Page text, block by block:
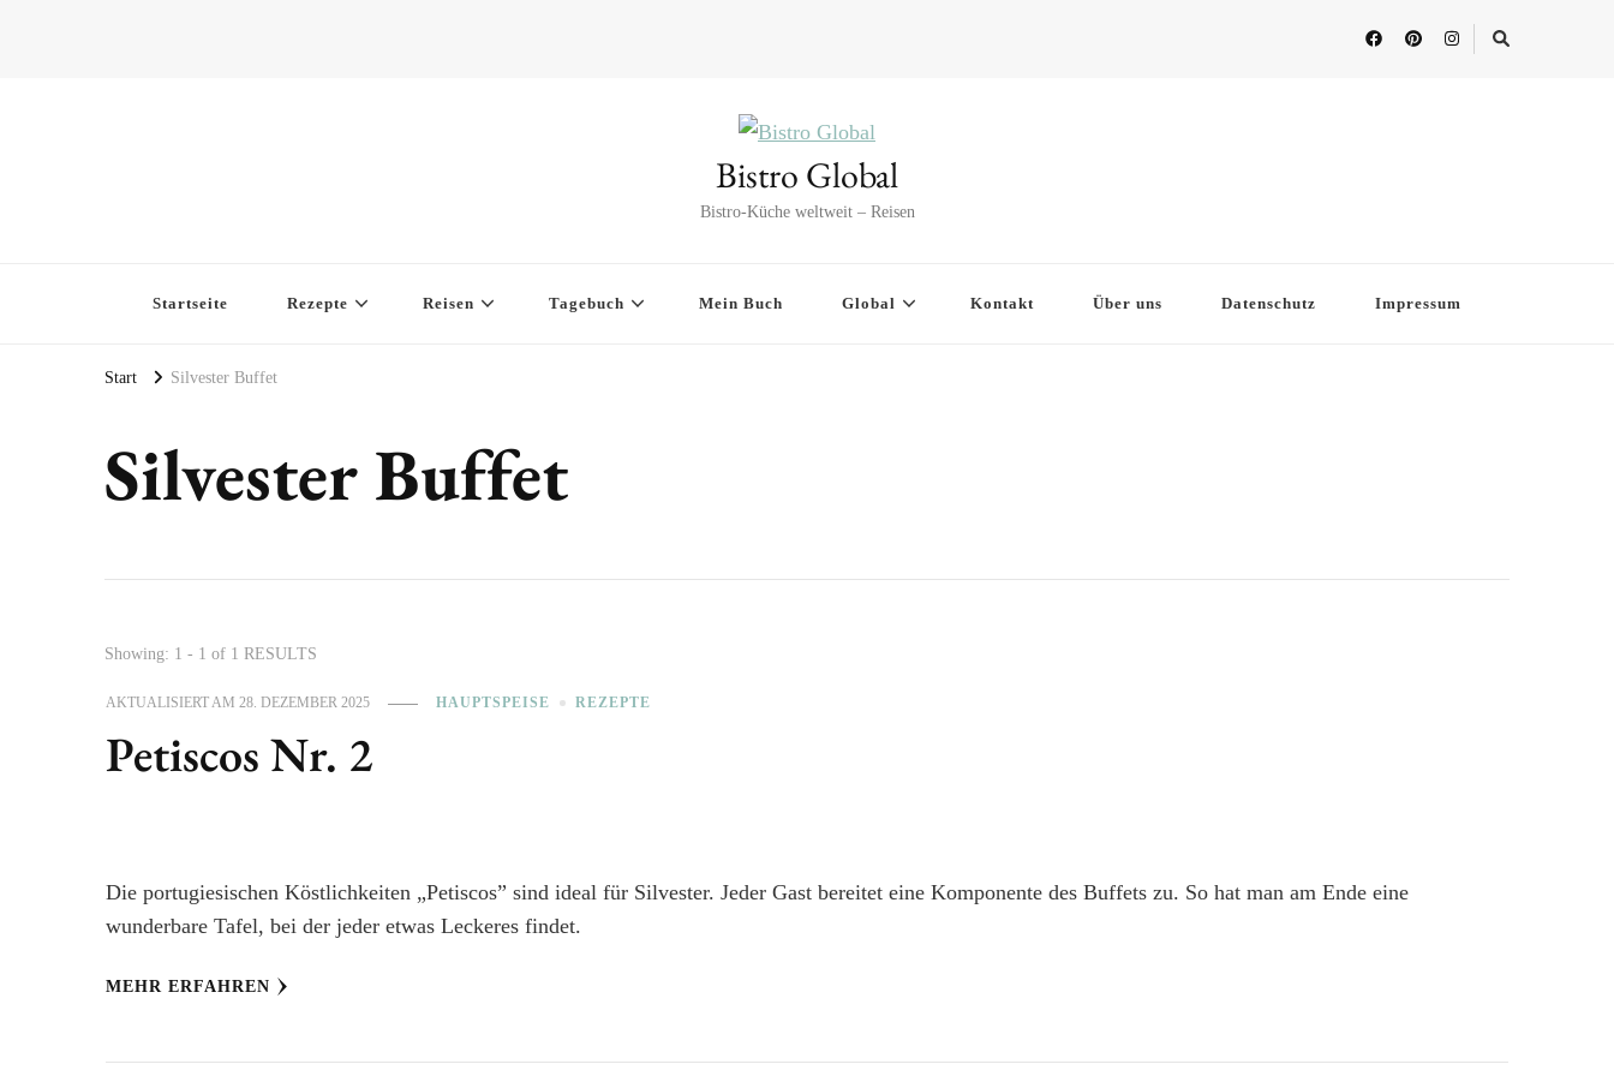
Bistro Global
Bistro-Küche weltweit – Reisen
Startseite Rezepte Reisen Tagebuch Mein Buch Global Kontakt Über uns Datenschutz Impressum
Start Silvester Buffet
Silvester Buffet
Showing: 1 - 1 of 1 RESULTS
AKTUALISIERT AM 28. DEZEMBER 2025 HAUPTSPEISE REZEPTE
Petiscos Nr. 2
Die portugiesischen Köstlichkeiten „Petiscos” sind ideal für Silvester. Jeder Gast bereitet eine Komponente des Buffets zu. So hat man am Ende eine
wunderbare Tafel, bei der jeder etwas Leckeres findet.
MEHR ERFAHREN